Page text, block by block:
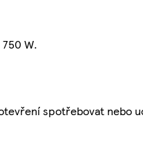
W.
spotřebovat nebo